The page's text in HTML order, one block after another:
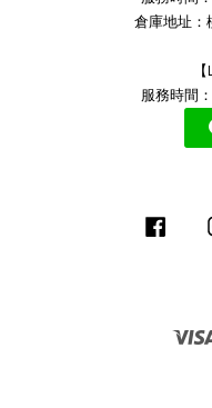
倉庫地址：
服務時間